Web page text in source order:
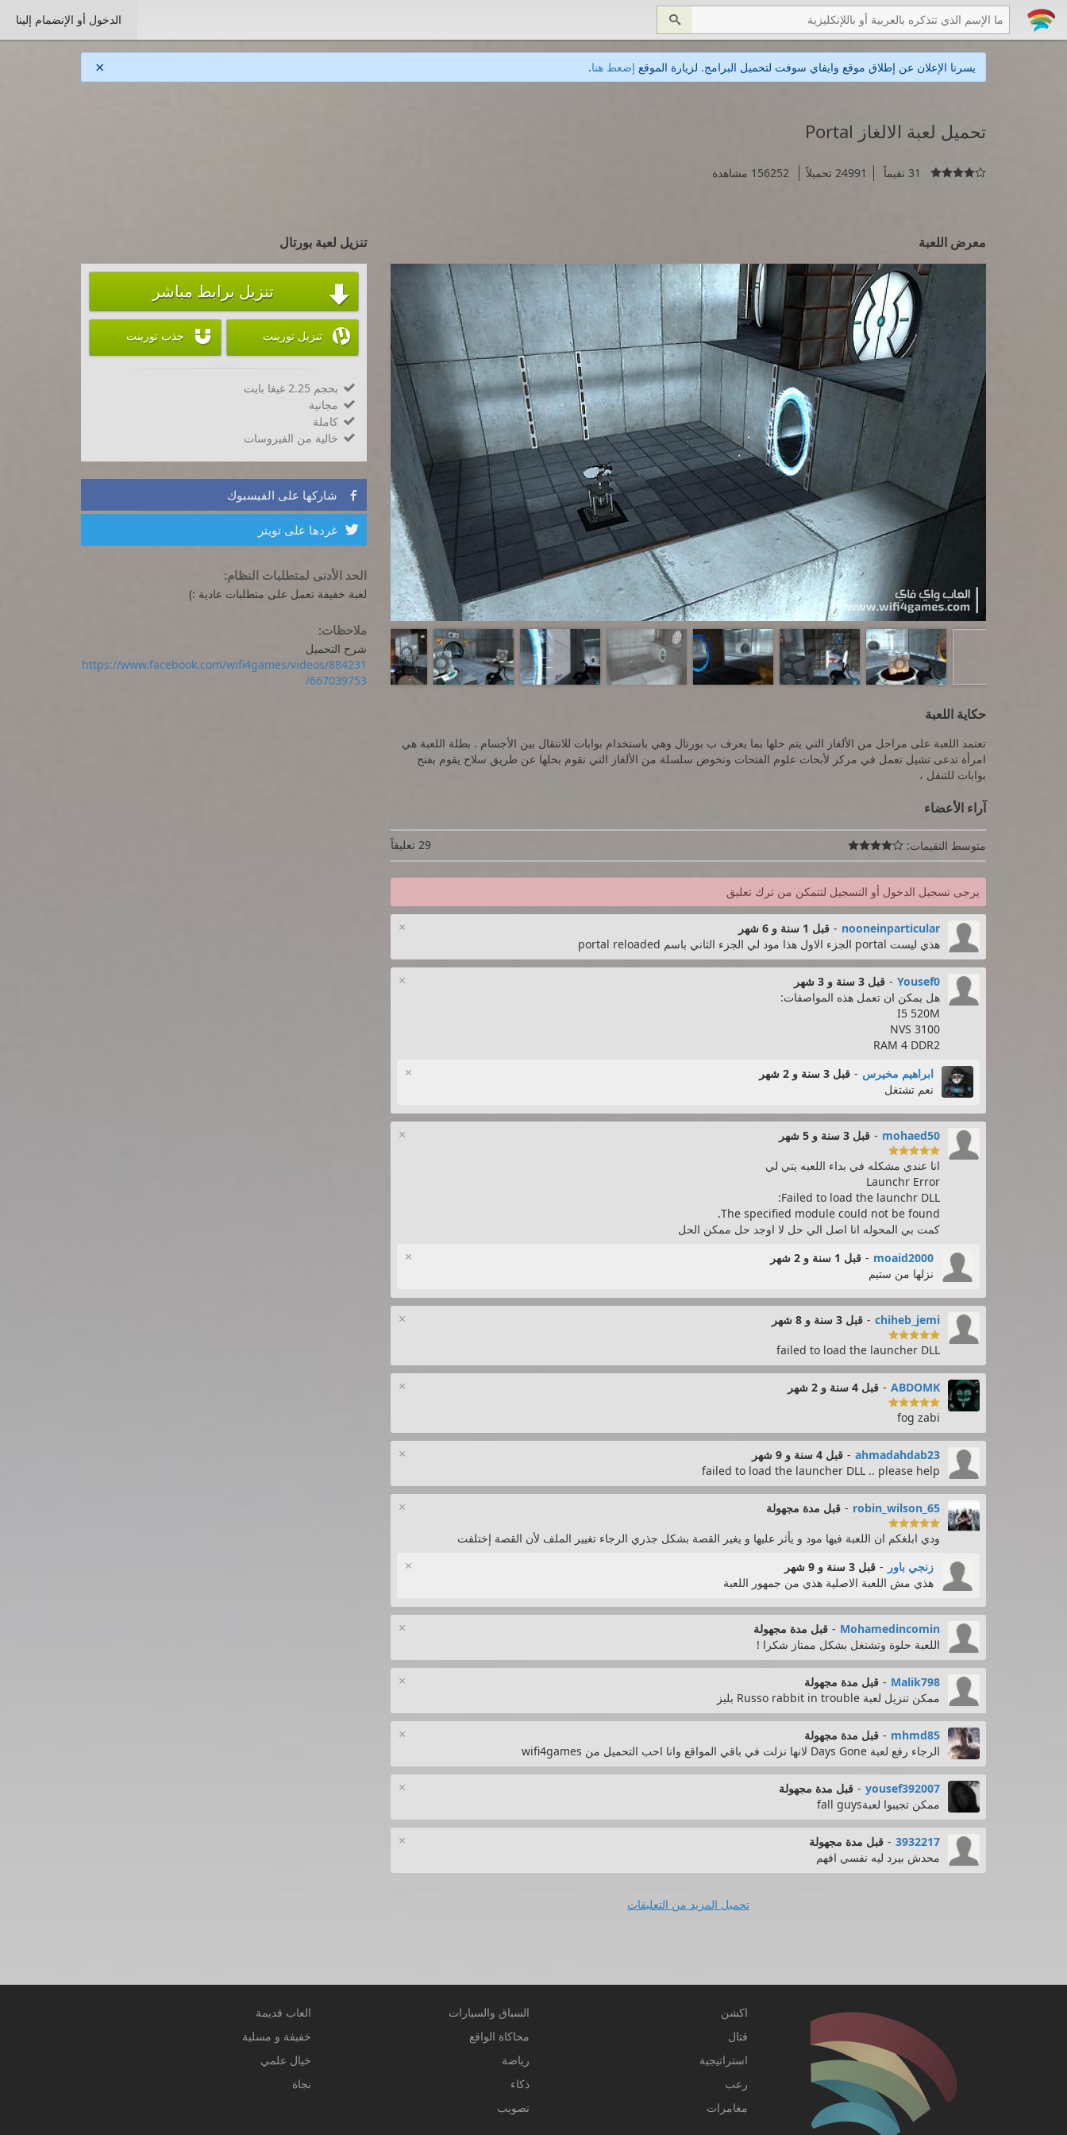
 الدخول أو الإنضمام إلينا
يسرنا الإعلان عن إطلاق موقع وايفاي سوفت لتحميل البرامج. لزيارة الموقع إضعط هنا.
×
تحميل لعبة الالغاز Portal
 31 تقيماً 24991 تحميلاً 156252 مشاهدة
معرض اللعبة
حكاية اللعبة
تعتمد اللعبة على مراحل من الألغاز التي يتم حلها بما يعرف ب بورتال وهي باستخدام بوابات للانتقال بين الأجسام . بطلة اللعبة هي
امرأة تدعى تشيل تعمل في مركز لأبحاث علوم الفتحات وتخوض سلسلة من الألغاز التي تقوم بحلها عن طريق سلاح يقوم بفتح
بوابات للتنقل ،
آراء الأعضاء
متوسط التقيمات:  29 تعليقاً
يرجى تسجيل الدخول أو التسجيل لتتمكن من ترك تعليق
× nooneinparticular
- قبل 1 سنة و 6 شهر
هذي ليست portal الجزء الاول هذا مود لي الجزء الثاني باسم portal reloaded
× Yousef0
- قبل 3 سنة و 3 شهر
هل يمكن ان تعمل هذه المواصفات:
I5 520M
NVS 3100
RAM 4 DDR2
× ابراهيم مخيرس - قبل 3 سنة و 2 شهر
نعم تشتغل
× mohaed50
- قبل 3 سنة و 5 شهر

انا عندي مشكله في بداء اللعبه يتي لي
Launchr Error
Failed to load the launchr DLL:
The specified module could not be found.
كمت بي المحوله انا اصل الي حل لا اوجد حل ممكن الحل
× moaid2000
- قبل 1 سنة و 2 شهر
نزلها من ستيم
× chiheb_jemi
- قبل 3 سنة و 8 شهر

failed to load the launcher DLL
× ABDOMK
- قبل 4 سنة و 2 شهر

fog zabi
× ahmadahdab23
- قبل 4 سنة و 9 شهر
failed to load the launcher DLL .. please help
× robin_wilson_65
- قبل مدة مجهولة

ودي ابلغكم ان اللعبة فيها مود و يأثر عليها و يغير القصة بشكل جذري الرجاء تغيير الملف لأن القصة إختلفت
× زنجي باور - قبل 3 سنة و 9 شهر
هذي مش اللعبة الاصلية هذي من جمهور اللعبة
× Mohamedincomin
- قبل مدة مجهولة
اللعبة حلوة وتشتغل بشكل ممتاز شكرا !
× Malik798
- قبل مدة مجهولة
ممكن تنزيل لعبة Russo rabbit in trouble بليز
× mhmd85
- قبل مدة مجهولة
الرجاء رفع لعبة Days Gone لانها نزلت في باقي المواقع وانا احب التحميل من wifi4games
× yousef392007
- قبل مدة مجهولة
ممكن تجيبوا لعبةfall guys
× 3932217
- قبل مدة مجهولة
محدش بيرد ليه نفسي افهم
تحميل المزيد من التعليقات
تنزيل لعبة بورتال
 تنزيل برابط مباشر
 تنزيل تورينت  جذب تورينت
 بحجم 2.25 غيغا بايت
 مجانية
 كاملة
 خالية من الفيروسات
 شاركها على الفيسبوك
 غردها على تويتر
الحد الأدنى لمتطلبات النظام:
لعبة خفيفة تعمل على متطلبات عادية :)
ملاحظات:
شرح التحميل
https://www.facebook.com/wifi4games/videos/884231
667039753/
اكشن
قتال
استراتيجية
رعب
مغامرات
السباق والسيارات
محاكاة الواقع
رياضة
ذكاء
تصويب
العاب قديمة
خفيفة و مسلية
خيال علمي
نجاة